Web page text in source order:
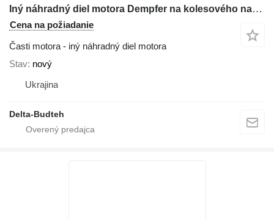
Iný náhradný diel motora Dempfer na kolesového nakladača Komatsu WA470
Cena na požiadanie
Časti motora - iný náhradný diel motora
Stav nový
Ukrajina
Delta-Budteh